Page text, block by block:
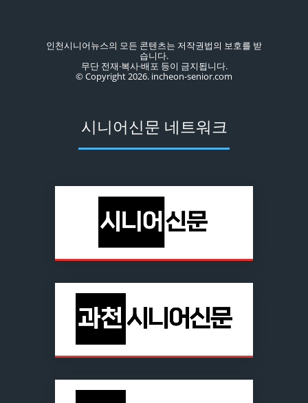
인천시니어뉴스의 모든 콘텐츠는 저작권법의 보호를 받
습니다.
무단 전재·복사·배포 등이 금지됩니다.
© Copyright 2026. incheon-senior.com
시니어신문 네트워크